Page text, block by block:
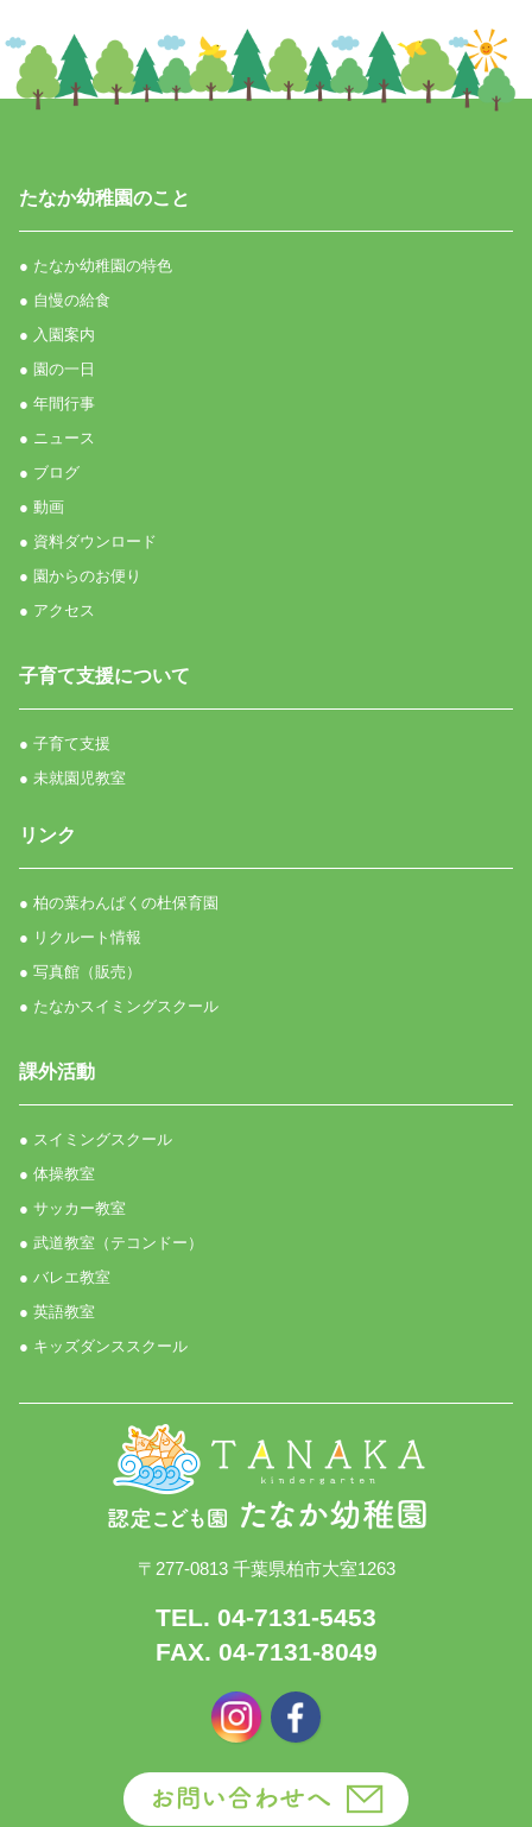
たなか幼稚園のこと
● たなか幼稚園の特色
● 自慢の給食
● 入園案内
● 園の一日
● 年間行事
● ニュース
● ブログ
● 動画
● 資料ダウンロード
● 園からのお便り
● アクセス
子育て支援について
● 子育て支援
● 未就園児教室
リンク
● 柏の葉わんぱくの杜保育園
● リクルート情報
● 写真館（販売）
● たなかスイミングスクール
課外活動
● スイミングスクール
● 体操教室
● サッカー教室
● 武道教室（テコンドー）
● バレエ教室
● 英語教室
● キッズダンススクール
〒277-0813 千葉県柏市大室1263
TEL. 04-7131-5453
FAX. 04-7131-8049